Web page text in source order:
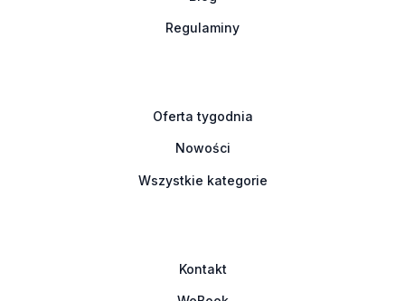
Regulaminy
Oferta tygodnia
Nowości
Wszystkie kategorie
Kontakt